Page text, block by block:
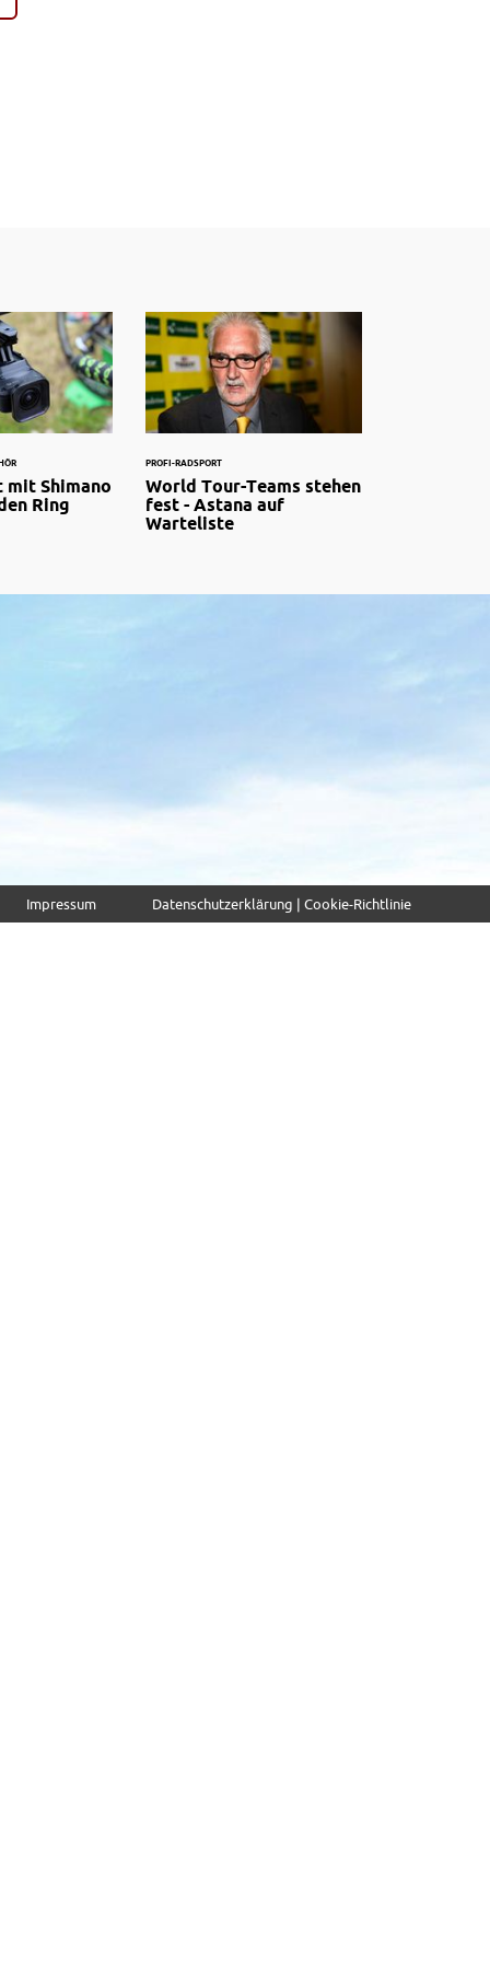
mit Shimano
Ring
PROFI-RADSPORT
World Tour-Teams stehen
fest - Astana auf
Warteliste
Impressum Datenschutzerklärung | Cookie-Richtlinie